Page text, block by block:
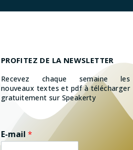
PROFITEZ DE LA NEWSLETTER
Recevez chaque semaine les
nouveaux textes et pdf à télécharger
gratuitement sur Speakerty
E-mail *